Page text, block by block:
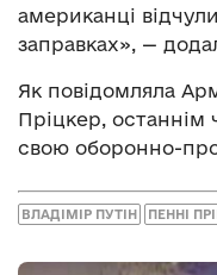
американці
заправках», —
Як повідомляла
Пріцкер,
свою оборонно-
ВЛАДІМІР ПУТІН ПЕННІ